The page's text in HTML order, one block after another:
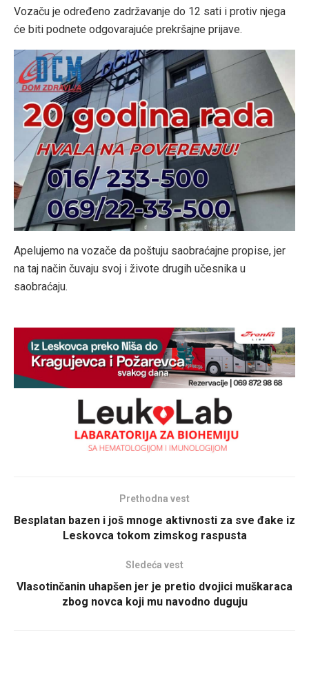
Vozaču je određeno zadržavanje do 12 sati i protiv njega
će biti podnete odgovarajuće prekršajne prijave.
Apelujemo na vozače da poštuju saobraćajne propise, jer
na taj način čuvaju svoj i živote drugih učesnika u
saobraćaju.
Prethodna vest
Besplatan bazen i još mnoge aktivnosti za sve đake iz
Leskovca tokom zimskog raspusta
Sledeća vest
Vlasotinčanin uhapšen jer je pretio dvojici muškaraca
zbog novca koji mu navodno duguju